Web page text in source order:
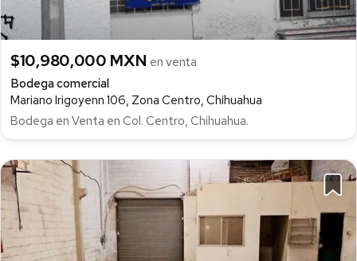
$10,980,000 MXN en venta
Bodega comercial
Mariano Irigoyenn 106, Zona Centro, Chihuahua
Bodega en Venta en Col. Centro, Chihuahua.